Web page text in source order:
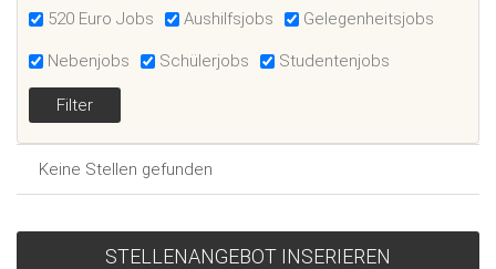
520 Euro Jobs Aushilfsjobs Gelegenheitsjobs
Nebenjobs Schülerjobs Studentenjobs
Keine Stellen gefunden
STELLENANGEBOT INSERIEREN